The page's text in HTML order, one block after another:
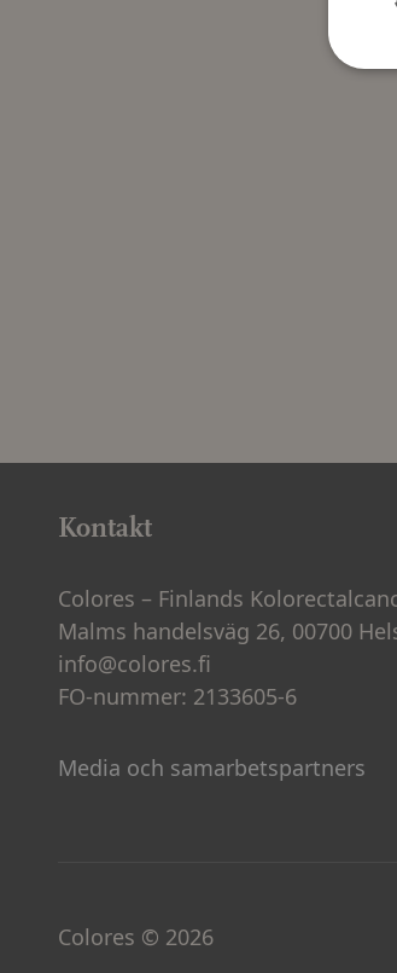
Kontakt
Colores – Finlands
Malms handelsväg 26, 00700
info@colores.fi
FO-nummer: 2133605-6
Media och samarbetspartners
Colores © 2026